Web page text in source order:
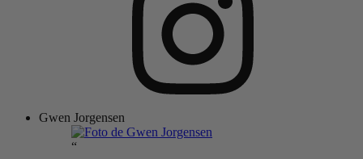
Gwen Jorgensen
“